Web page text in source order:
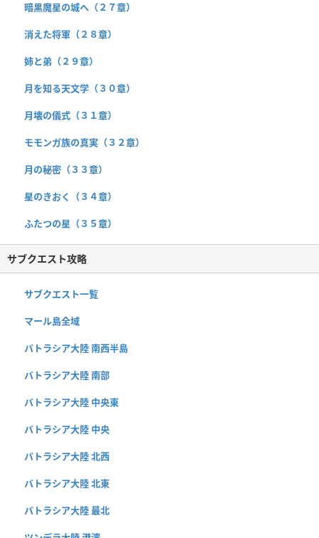
暗黒魔星の城へ（２７章）
消えた将軍（２８章）
姉と弟（２９章）
月を知る天文学（３０章）
月壊の儀式（３１章）
モモンガ族の真実（３２章）
月の秘密（３３章）
星のきおく（３４章）
ふたつの星（３５章）
サブクエスト攻略
サブクエスト一覧
マール島全域
バトラシア大陸 南西半島
バトラシア大陸 南部
バトラシア大陸 中央東
バトラシア大陸 中央
バトラシア大陸 北西
バトラシア大陸 北東
バトラシア大陸 最北